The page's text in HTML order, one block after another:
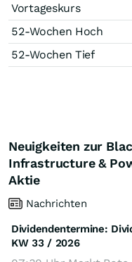
Vortageskurs
52-Wochen Hoch
52-Wochen Tief
Neuigkeiten zur
Infrastructure &
Aktie
Nachrichten
Dividendentermine:
KW 33 / 2026